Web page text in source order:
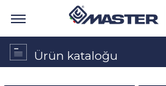
Ürün kataloğu